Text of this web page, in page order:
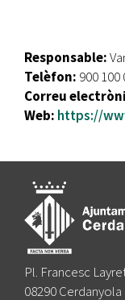
Responsable:
Telèfon: 900 100
Correu
Web: https://
Pl. Francesc
08290